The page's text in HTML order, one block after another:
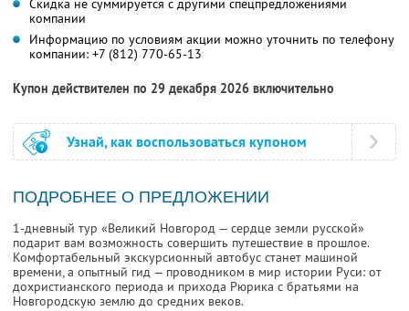
Скидка не суммируется с другими спецпредложениями
компании
Информацию по условиям акции можно уточнить по телефону
компании: +7 (812) 770-65-13
Купон действителен по 29 декабря 2026 включительно
Узнай, как воспользоваться купоном
ПОДРОБНЕЕ О ПРЕДЛОЖЕНИИ
1-дневный тур «Великий Новгород — сердце земли русской»
подарит вам возможность совершить путешествие в прошлое.
Комфортабельный экскурсионный автобус станет машиной
времени, а опытный гид — проводником в мир истории Руси: от
дохристианского периода и прихода Рюрика с братьями на
Новгородскую землю до средних веков.